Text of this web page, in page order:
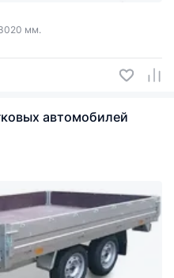
мм.
автомобилей